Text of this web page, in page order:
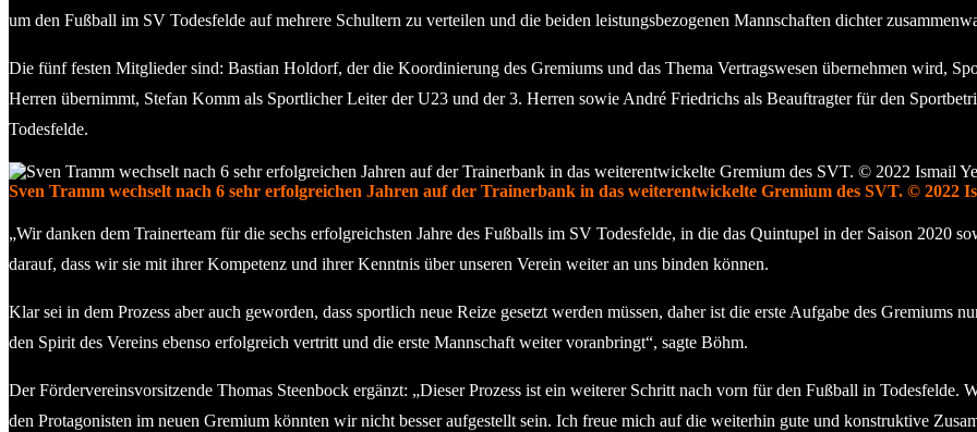
um den Fußball im SV Todesfelde auf mehrere Schultern zu verteilen und die beiden leistungsbezogenen Mannschaften dichter
Die fünf festen Mitglieder sind: Bastian Holdorf, der die Koordinierung des Gremiums und das Thema Vertragswesen übernehmen wird,
Herren übernimmt, Stefan Komm als Sportlicher Leiter der U23 und der 3. Herren sowie André Friedrichs als Beauftragter für den
Todesfelde.
Sven Tramm wechselt nach 6 sehr erfolgreichen Jahren auf der Trainerbank in das weiterentwickelte Gremium des SVT. © 2022
„Wir danken dem Trainerteam für die sechs erfolgreichsten Jahre des Fußballs im SV Todesfelde, in die das Quintupel in der Saison 2020
darauf, dass wir sie mit ihrer Kompetenz und ihrer Kenntnis über unseren Verein weiter an uns binden können.
Klar sei in dem Prozess aber auch geworden, dass sportlich neue Reize gesetzt werden müssen, daher ist die erste Aufgabe des Gremiums
den Spirit des Vereins ebenso erfolgreich vertritt und die erste Mannschaft weiter voranbringt“, sagte Böhm.
Der Fördervereinsvorsitzende Thomas Steenbock ergänzt: „Dieser Prozess ist ein weiterer Schritt nach vorn für den Fußball in
den Protagonisten im neuen Gremium könnten wir nicht besser aufgestellt sein. Ich freue mich auf die weiterhin gute und konstruktive